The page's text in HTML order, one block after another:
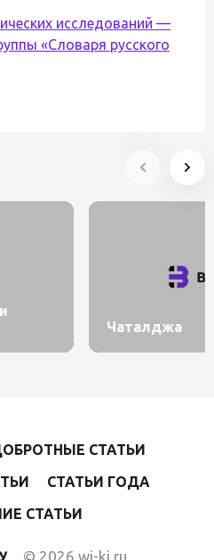
исследований —
«Словаря русского
Чаталджа
СТАТЬИ
СТАТЬИ ГОДА
СТАТЬИ
© 2026 wi-ki.ru